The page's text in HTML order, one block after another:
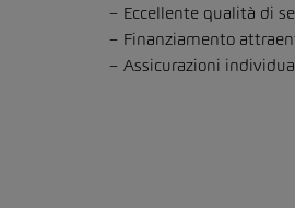
Eccellente qualità di
Finanziamento
Assicurazioni